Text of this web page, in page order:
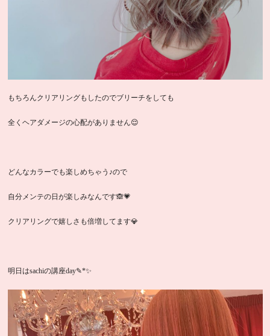
もちろんクリアリングもしたのでブリーチをしても
全くヘアダメージの心配がありません😌
どんなカラーでも楽しめちゃう♪ので
自分メンテの日が楽しみなんです🙈💗
クリアリングで嬉しさも倍増してます💎
明日はsachiの講座day✎*✨